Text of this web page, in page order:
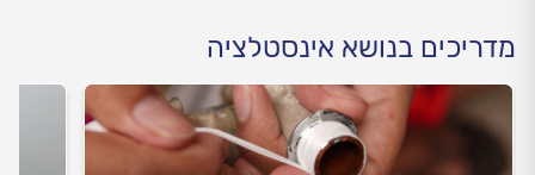
מדריכים בנושא אינסטלציה